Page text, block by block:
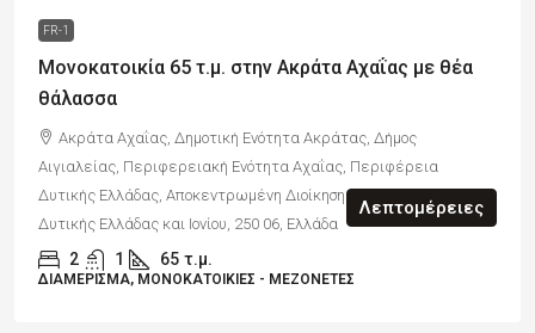
FR-1
Μονοκατοικία 65 τ.μ. στην Ακράτα Αχαΐας με θέα
θάλασσα
Ακράτα Αχαΐας, Δημοτική Ενότητα Ακράτας, Δήμος
Αιγιαλείας, Περιφερειακή Ενότητα Αχαΐας, Περιφέρεια
Δυτικής Ελλάδας, Αποκεντρωμένη Διοίκηση Πελοποννήσου,
Δυτικής Ελλάδας και Ιονίου, 250 06, Ελλάδα
2 1 65 τ.μ.
ΔΙΑΜΈΡΙΣΜΑ, ΜΟΝΟΚΑΤΟΙΚΊΕΣ - ΜΕΖΟΝΈΤΕΣ
Λεπτομέρειες